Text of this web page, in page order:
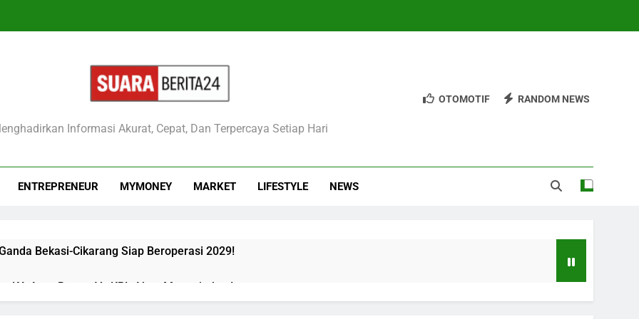
Informasi Akurat, Cepat, Dan Terpercaya Setiap Hari
OTOMOTIF RANDOM NEWS
ENTREPRENEUR MYMONEY MARKET LIFESTYLE NEWS
Bekasi-Cikarang Siap Beroperasi 2029!
KA Argo Bromo Vs KRL Akan Mengejutkan!